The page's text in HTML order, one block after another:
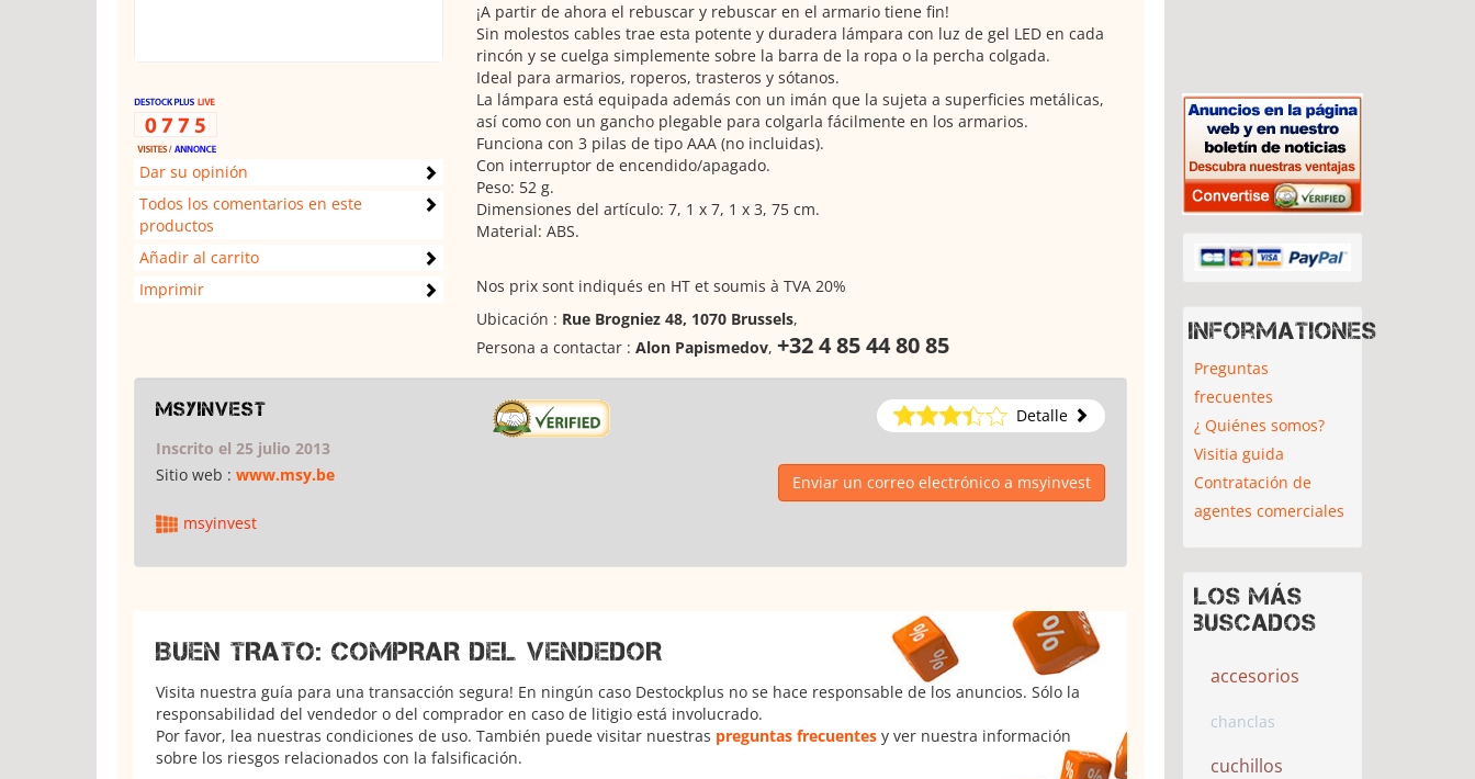
Dar su opinión
Todos los comentarios en este
productos
Añadir al carrito
Imprimir
¡A partir de ahora el rebuscar y rebuscar en el armario tiene fin!
Sin molestos cables trae esta potente y duradera lámpara con luz de gel LED en cada
rincón y se cuelga simplemente sobre la barra de la ropa o la percha colgada.
Ideal para armarios, roperos, trasteros y sótanos.
La lámpara está equipada además con un imán que la sujeta a superficies metálicas,
así como con un gancho plegable para colgarla fácilmente en los armarios.
Funciona con 3 pilas de tipo AAA (no incluidas).
Con interruptor de encendido/apagado.
Peso: 52 g.
Dimensiones del artículo: 7, 1 x 7, 1 x 3, 75 cm.
Material: ABS.
Nos prix sont indiqués en HT et soumis à TVA 20%
Ubicación : Rue Brogniez 48, 1070 Brussels,
Persona a contactar : Alon Papismedov, +32 4 85 44 80 85
msyinvest
Detalle
Inscrito el 25 julio 2013
Sitio web : www.msy.be
Enviar un correo electrónico a msyinvest
msyinvest
BUEN TRATO: COMPRAR DEL VENDEDOR
Visita nuestra guía para una transacción segura! En ningún caso Destockplus no se hace responsable de los anuncios. Sólo la
responsabilidad del vendedor o del comprador en caso de litigio está involucrado.
Por favor, lea nuestras condiciones de uso. También puede visitar nuestras preguntas frecuentes y ver nuestra información
sobre los riesgos relacionados con la falsificación.
Informationes
Preguntas
frecuentes
¿ Quiénes somos?
Visitia guida
Contratación de
agentes comerciales
Los más
buscados
accesorios
chanclas
cuchillos